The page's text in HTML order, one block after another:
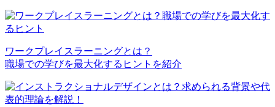
ワークプレイスラーニングとは？
職場での学びを最大化するヒントを紹介